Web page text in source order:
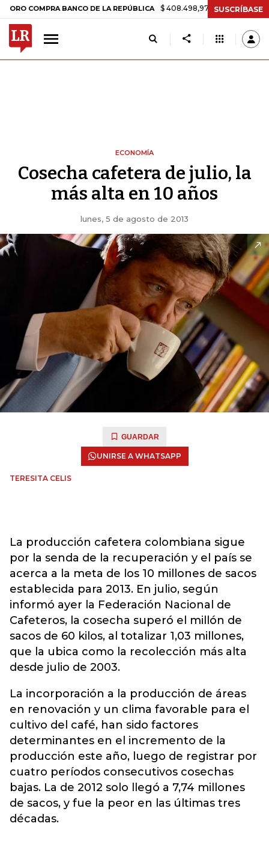
BANCO DE LA REPÚBLICA $ 408.498,97 +$ 8.753,81 +2,19%
SUSCRÍBASE
ECONOMÍA
Cosecha cafetera de julio, la
más alta en 10 años
lunes, 5 de agosto de 2013
GUARDAR
UNIRSE A WHATSAPP
TERESITA CELIS
La producción cafetera colombiana sigue
por la senda de la recuperación y el país se
acerca a la meta de los 10 millones de sacos
establecida para 2013. En julio, según
informó ayer la Federación Nacional de
Cafeteros, la cosecha superó el millón de
sacos de 60 kilos, al totalizar 1,03 millones,
que la ubica como la recolección más alta
desde julio de 2003.
La incorporación a la producción de áreas
en renovación y un clima favorable para el
cultivo del café, han sido factores
determinantes en el incremento de la
producción este año, luego de registrar por
cuatro períodos consecutivos cosechas
bajas. La de 2012 solo llegó a 7,74 millones
de sacos, y fue la peor en las últimas tres
décadas.